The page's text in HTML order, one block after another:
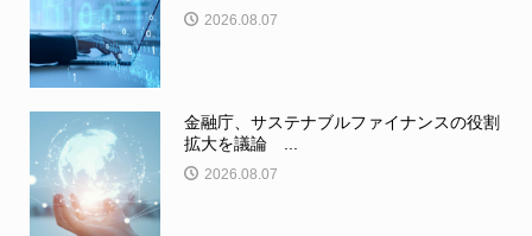
2026.08.07
金融庁、サステナブルファイナンスの役割
拡大を議論 ...
2026.08.07